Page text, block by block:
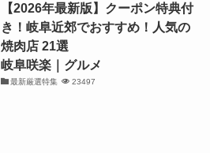
【2026年最新版】クーポン特典付
き！岐阜近郊でおすすめ！人気の
焼肉店 21選
岐阜咲楽｜グルメ
最新厳選特集 23497